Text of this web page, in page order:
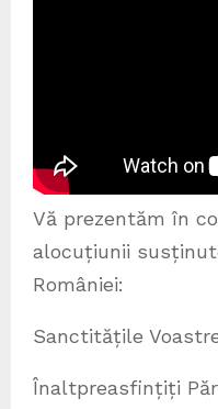
Vă prezentăm în
alocuțiunii
României:
Sanctitățile
Înaltpreasfințiți